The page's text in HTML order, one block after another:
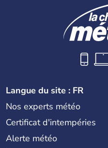
Langue du site : FR
Nos experts météo
Certificat d'intempéries
Alerte météo